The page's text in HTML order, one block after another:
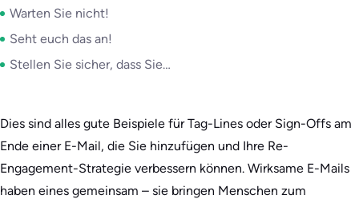
Warten Sie nicht!
Seht euch das an!
Stellen Sie sicher, dass Sie…
Dies sind alles gute Beispiele für Tag-Lines oder Sign-Offs am
Ende einer E-Mail, die Sie hinzufügen und Ihre Re-
Engagement-Strategie verbessern können. Wirksame E-Mails
haben eines gemeinsam – sie bringen Menschen zum